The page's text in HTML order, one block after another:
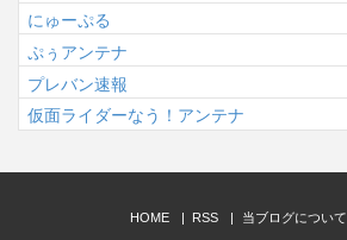
にゅーぷる
ぷぅアンテナ
プレバン速報
仮面ライダーなう！アンテナ
HOME RSS 当ブログについて